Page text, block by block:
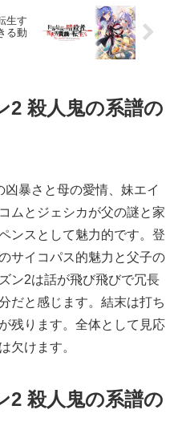
生す
る動
2 殺人鬼の系譜の
暴さと母の愛情、妹エイ
ムとジェシカが父の謎と家
ンスとして魅力的です。登
サイコパス的魅力と父子の
ン2は話が飛び飛びで冗長
だと感じます。結末は打ち
残ります。全体として見応
欠けます。
2 殺人鬼の系譜の